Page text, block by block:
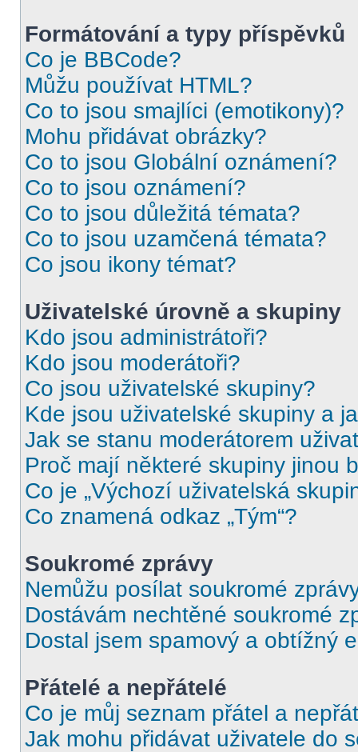
Formátování a typy příspěvků
Co je BBCode?
Můžu používat HTML?
Co to jsou smajlíci (emotikony)?
Mohu přidávat obrázky?
Co to jsou Globální oznámení?
Co to jsou oznámení?
Co to jsou důležitá témata?
Co to jsou uzamčená témata?
Co jsou ikony témat?
Uživatelské úrovně a skupiny
Kdo jsou administrátoři?
Kdo jsou moderátoři?
Co jsou uživatelské skupiny?
Kde jsou uživatelské skupiny a
Jak se stanu moderátorem
Proč mají některé skupiny jinou
Co je „Výchozí uživatelská
Co znamená odkaz „Tým“?
Soukromé zprávy
Nemůžu posílat soukromé
Dostávám nechtěné soukromé
Dostal jsem spamový a obtížný
Přátelé a nepřátelé
Co je můj seznam přátel a
Jak mohu přidávat uživatele do